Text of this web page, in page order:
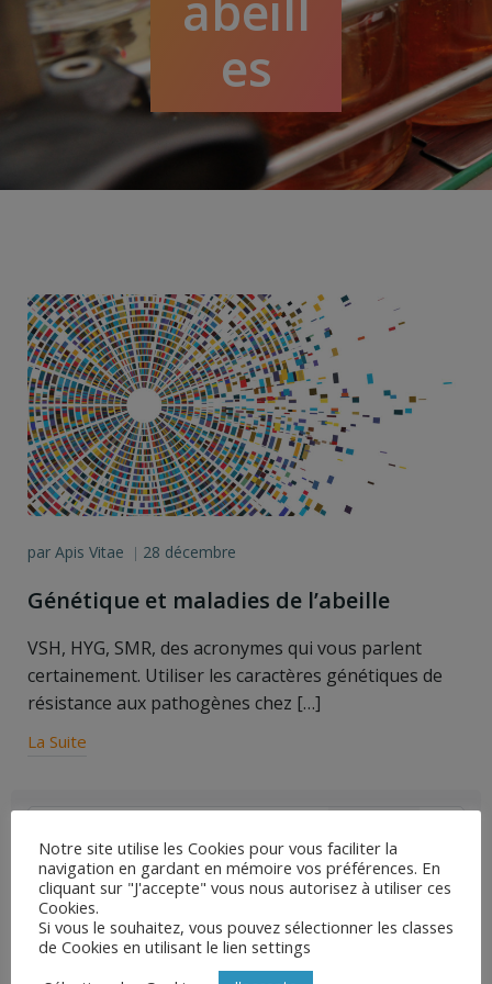
es
par Apis Vitae | 28 décembre
Génétique et maladies de l’abeille
VSH, HYG, SMR, des acronymes qui vous parlent
certainement. Utiliser les caractères génétiques de
résistance aux pathogènes chez […]
La Suite
for:
Articles récents
Sensibilité des Vétérinaires à l’apiculture
Résistance du varroa aux molécules de synthèse
Notre site utilise les Cookies pour vous faciliter la
navigation en gardant en mémoire vos préférences. En
cliquant sur "J'accepte" vous nous autorisez à utiliser ces
Cookies.
Si vous le souhaitez, vous pouvez sélectionner les classes
de Cookies en utilisant le lien settings